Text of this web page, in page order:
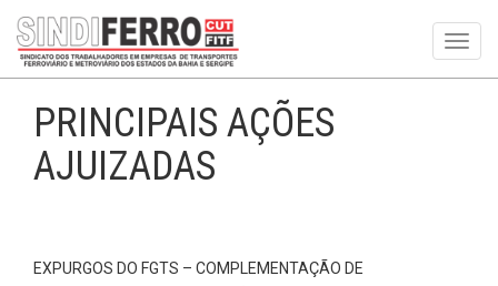
PRINCIPAIS AÇÕES
AJUIZADAS
EXPURGOS DO FGTS – COMPLEMENTAÇÃO DE